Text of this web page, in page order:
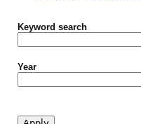
Keyword search
Year